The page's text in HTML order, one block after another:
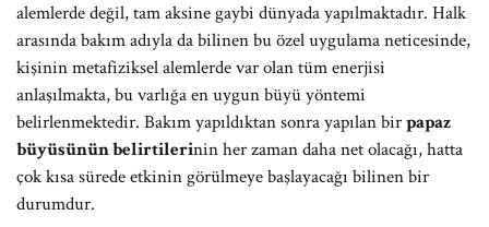
alemlerde değil, tam aksine gaybi dünyada yapılmaktadır. Halk
arasında bakım adıyla da bilinen bu özel uygulama neticesinde,
kişinin metafiziksel alemlerde var olan tüm enerjisi
anlaşılmakta, bu varlığa en uygun büyü yöntemi
belirlenmektedir. Bakım yapıldıktan sonra yapılan birpapaz
büyüsünün belirtilerinin her zaman daha net olacağı, hatta
çok kısa sürede etkinin görülmeye başlayacağı bilinen bir
durumdur.